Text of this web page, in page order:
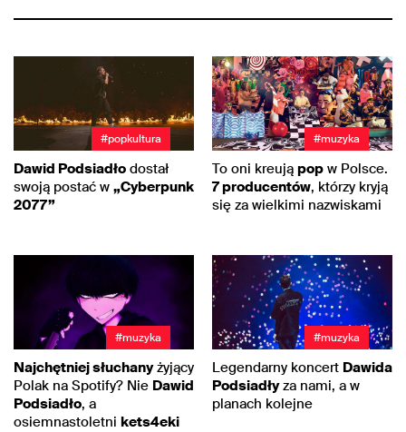
#popkultura
Dawid Podsiadło dostał
swoją postać w „Cyberpunk
2077”
#muzyka
To oni kreują pop w Polsce.
7 producentów, którzy kryją
się za wielkimi nazwiskami
#muzyka
Najchętniej słuchanyżyjący
Polak na Spotify? Nie Dawid
Podsiadło, a
osiemnastoletni kets4eki
#muzyka
Legendarny koncert Dawida
Podsiadłyza nami, a w
planach kolejne